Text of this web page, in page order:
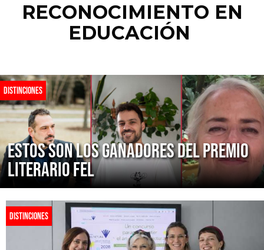
RECONOCIMIENTO EN
EDUCACIÓN
DISTINCIONES
Estos son los ganadores del Premio
Literario FEL
DISTINCIONES